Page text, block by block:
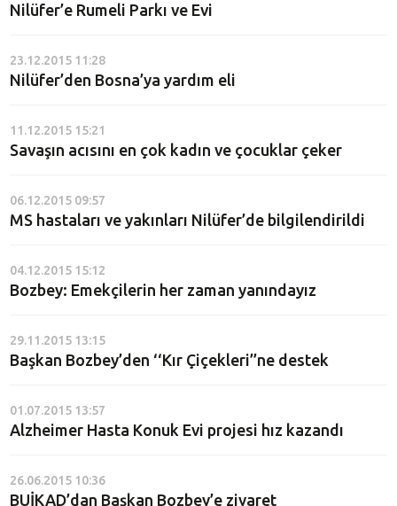
Nilüfer’e Rumeli Parkı ve Evi
23.12.2015 11:28
Nilüfer’den Bosna’ya yardım eli
11.12.2015 15:21
Savaşın acısını en çok kadın ve çocuklar çeker
06.12.2015 09:57
MS hastaları ve yakınları Nilüfer’de bilgilendirildi
04.12.2015 15:12
Bozbey: Emekçilerin her zaman yanındayız
29.11.2015 13:15
Başkan Bozbey’den ‘‘Kır Çiçekleri’’ne destek
01.07.2015 13:57
Alzheimer Hasta Konuk Evi projesi hız kazandı
26.06.2015 10:36
BUİKAD’dan Başkan Bozbey’e ziyaret